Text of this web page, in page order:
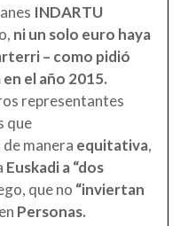
INDARTU
ni un solo euro haya
– como pidió
el año 2015.
representantes
que
manera equitativa,
Euskadi a “dos
que no “inviertan
Personas.